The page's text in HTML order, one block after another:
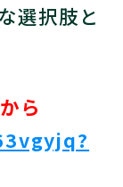
選択肢と
ら